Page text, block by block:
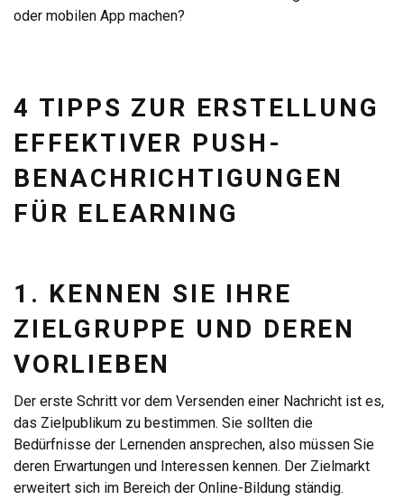
oder mobilen App machen?
4 TIPPS ZUR ERSTELLUNG
EFFEKTIVER PUSH-
BENACHRICHTIGUNGEN
FÜR ELEARNING
1. KENNEN SIE IHRE
ZIELGRUPPE UND DEREN
VORLIEBEN
Der erste Schritt vor dem Versenden einer Nachricht ist es,
das Zielpublikum zu bestimmen. Sie sollten die
Bedürfnisse der Lernenden ansprechen, also müssen Sie
deren Erwartungen und Interessen kennen. Der Zielmarkt
erweitert sich im Bereich der Online-Bildung ständig.